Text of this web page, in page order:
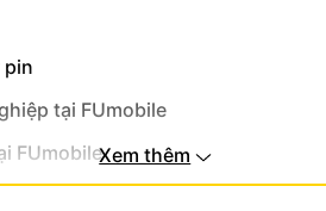
pin
tại FUmobile
FUmobileXem thêm